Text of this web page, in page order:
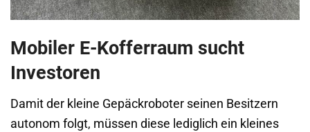
Mobiler E-Kofferraum sucht
Investoren
Damit der kleine Gepäckroboter seinen Besitzern
autonom folgt, müssen diese lediglich ein kleines